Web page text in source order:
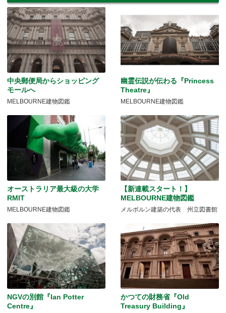
中央郵便局からショッピング
モールへ
MELBOURNE建物図鑑
幽霊伝説が伝わる『Princess
Theatre』
MELBOURNE建物図鑑
オーストラリア最大級の大学
RMIT
MELBOURNE建物図鑑
【新連載スタート！】
MELBOURNE建物図鑑
メルボルン建築の代表 州立図書館
NGVの別館『Ian Potter
Centre』
かつての財務省『Old
Treasury Building』